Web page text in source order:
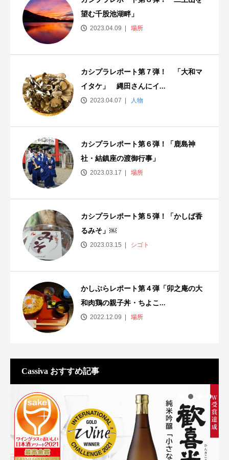
望む千股池湖畔」
2023.04.09 場所
カシプラレポート第７弾！ 「大和マ
イタケ」 縄田さんにイ...
2023.04.07 人物
カシプラレポート第６弾！「鹿島神
社・結鎮座の渡御行事」
2023.03.17 場所
カシプラレポート第５弾！「かしば香
るみそ」￼
2023.03.15 シゴト
かしぷらレポート第４弾「卯之庵の大
和肉鶏の親子丼・ちよこ...
2022.12.09 場所
Cassiva おすすめ記事